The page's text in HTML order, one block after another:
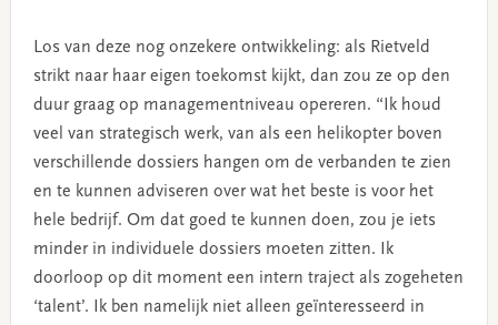
Los van deze nog onzekere ontwikkeling: als Rietveld
strikt naar haar eigen toekomst kijkt, dan zou ze op den
duur graag op managementniveau opereren. “Ik houd
veel van strategisch werk, van als een helikopter boven
verschillende dossiers hangen om de verbanden te zien
en te kunnen adviseren over wat het beste is voor het
hele bedrijf. Om dat goed te kunnen doen, zou je iets
minder in individuele dossiers moeten zitten. Ik
doorloop op dit moment een intern traject als zogeheten
‘talent’. Ik ben namelijk niet alleen geïnteresseerd in